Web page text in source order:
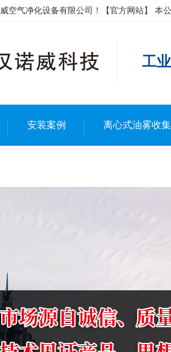
空气净化设备有限公司！【官方网站】 本
工
安装案例 离心式油雾收